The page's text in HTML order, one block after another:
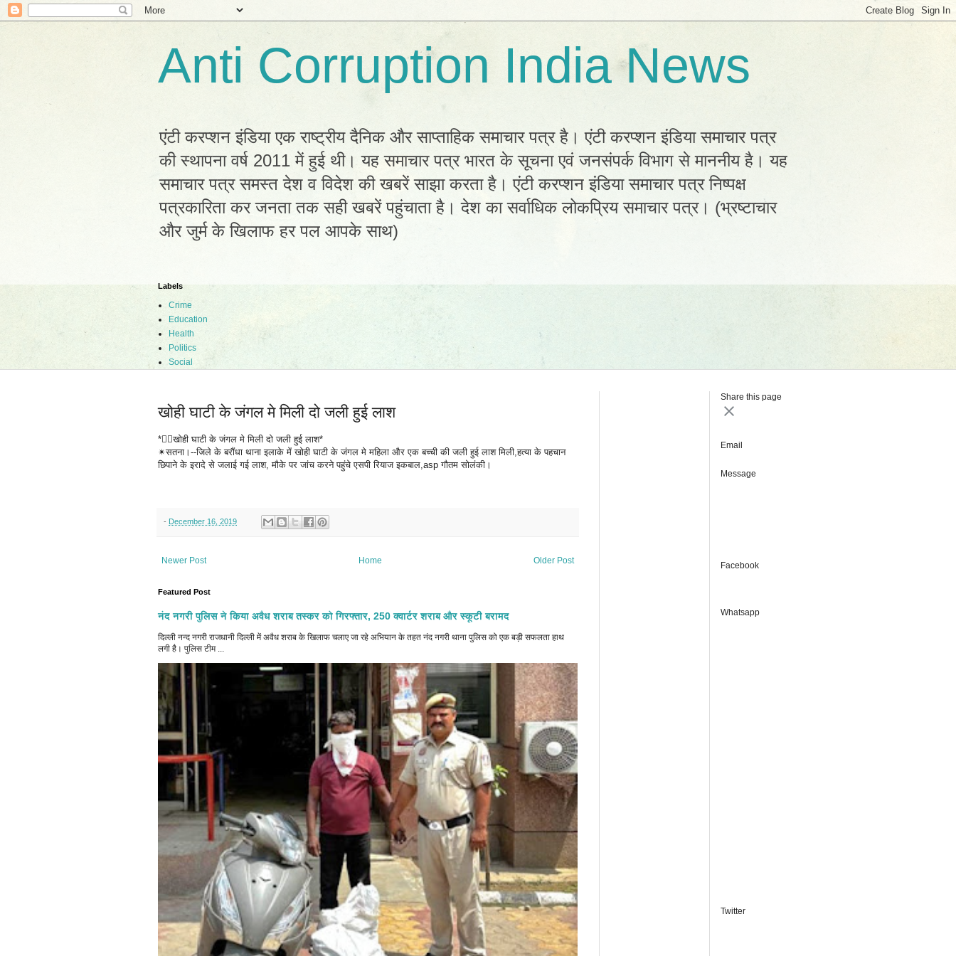
Anti Corruption India News
एंटी करप्शन इंडिया एक राष्ट्रीय दैनिक और साप्ताहिक समाचार पत्र है। एंटी करप्शन इंडिया समाचार पत्र
की स्थापना वर्ष 2011 में हुई थी। यह समाचार पत्र भारत के सूचना एवं जनसंपर्क विभाग से माननीय है। यह
समाचार पत्र समस्त देश व विदेश की खबरें साझा करता है। एंटी करप्शन इंडिया समाचार पत्र निष्पक्ष
पत्रकारिता कर जनता तक सही खबरें पहुंचाता है। देश का सर्वाधिक लोकप्रिय समाचार पत्र। (भ्रष्टाचार
और जुर्म के खिलाफ हर पल आपके साथ)
Labels
Crime
Education
Health
Politics
Social
खोही घाटी के जंगल मे मिली दो जली हुई लाश
*✍🏻खोही घाटी के जंगल मे मिली दो जली हुई लाश*
✴सतना।--जिले के बरौंधा थाना इलाके में खोही घाटी के जंगल मे महिला और एक बच्ची की जली हुई लाश मिली,हत्या के पहचान
छिपाने के इरादे से जलाई गई लाश, मौके पर जांच करने पहुंचे एसपी रियाज इकबाल,asp गौतम सोलंकी।
- December 16, 2019
Newer Post Older Post
Home
Featured Post
नंद नगरी पुलिस ने किया अवैध शराब तस्कर को गिरफ्तार, 250 क्वार्टर शराब और स्कूटी बरामद
दिल्ली नन्द नगरी राजधानी दिल्ली में अवैध शराब के खिलाफ चलाए जा रहे अभियान के तहत नंद नगरी थाना पुलिस को एक बड़ी सफलता हाथ
लगी है। पुलिस टीम ...
Share this page
Email
Message
Facebook
Whatsapp
Twitter